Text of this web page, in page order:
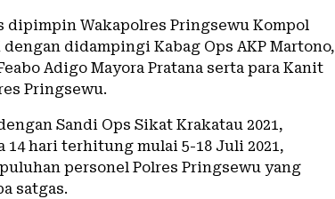
dipimpin Wakapolres Pringsewu Kompol
didampingi Kabag Ops AKP Martono,
Adigo Mayora Pratana serta para Kanit
Pringsewu.
Sandi Ops Sikat Krakatau 2021,
14 hari terhitung mulai 5-18 Juli 2021,
personel Polres Pringsewu yang
satgas.